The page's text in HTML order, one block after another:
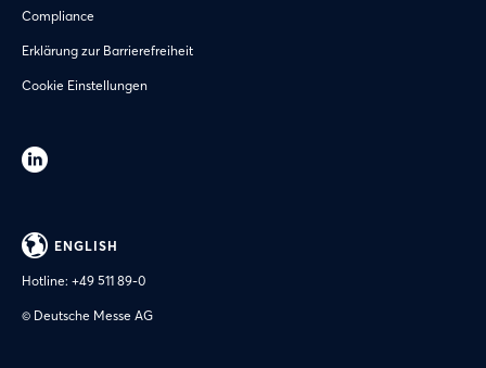
Compliance
Erklärung zur Barrierefreiheit
Cookie Einstellungen
ENGLISH
Hotline: +49 511 89-0
© Deutsche Messe AG